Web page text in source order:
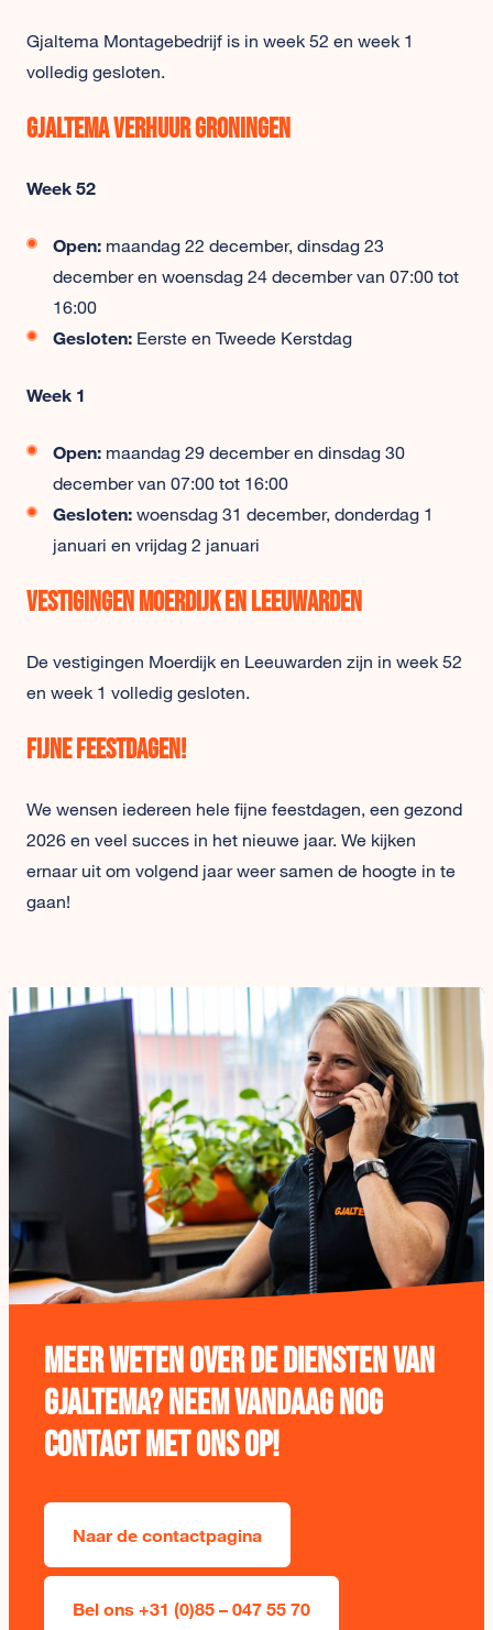
Gjaltema Montagebedrijf is in week 52 en week 1
volledig gesloten.
Gjaltema Verhuur Groningen
Week 52
Open: maandag 22 december, dinsdag 23
december en woensdag 24 december van 07:00 tot
16:00
Gesloten: Eerste en Tweede Kerstdag
Week 1
Open: maandag 29 december en dinsdag 30
december van 07:00 tot 16:00
Gesloten: woensdag 31 december, donderdag 1
januari en vrijdag 2 januari
Vestigingen Moerdijk en Leeuwarden
De vestigingen Moerdijk en Leeuwarden zijn in week 52
en week 1 volledig gesloten.
Fijne feestdagen!
We wensen iedereen hele fijne feestdagen, een gezond
2026 en veel succes in het nieuwe jaar. We kijken
ernaar uit om volgend jaar weer samen de hoogte in te
gaan!
Meer weten over de diensten van
Gjaltema?Neem vandaag nog
contact met ons op!
Naar de contactpagina
Bel ons +31 (0)85 – 047 55 70